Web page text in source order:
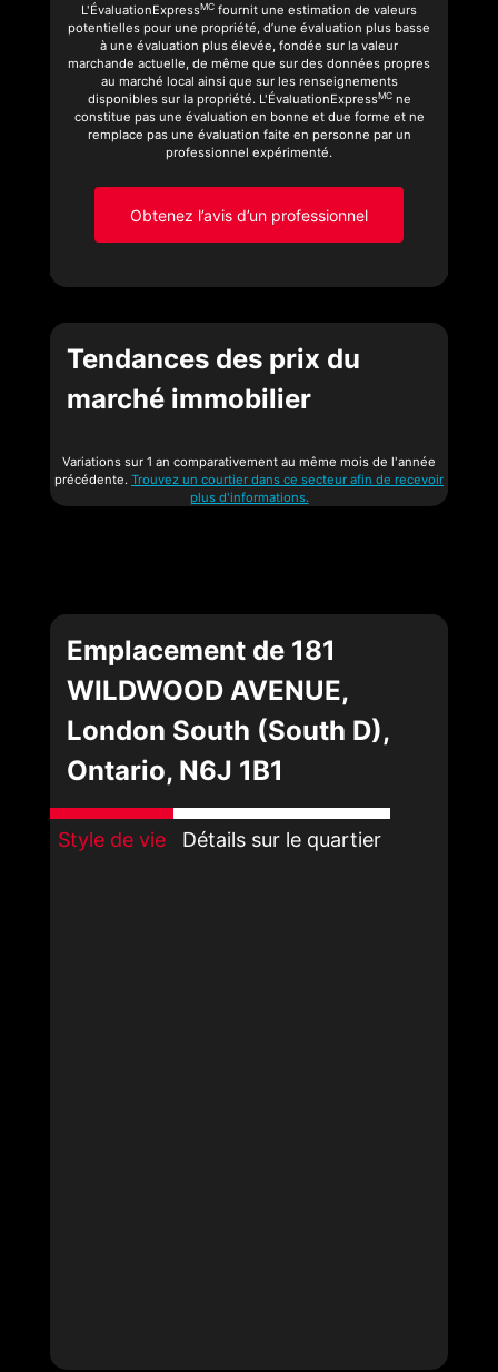
L'ÉvaluationExpressMC fournit une estimation de valeurs
potentielles pour une propriété, d’une évaluation plus basse
à une évaluation plus élevée, fondée sur la valeur
marchande actuelle, de même que sur des données propres
au marché local ainsi que sur les renseignements
disponibles sur la propriété. L'ÉvaluationExpressMCne
constitue pas une évaluation en bonne et due forme et ne
remplace pas une évaluation faite en personne par un
professionnel expérimenté.
Obtenez l’avis d’un professionnel
Tendances des prix du
marché immobilier
Variations sur 1 an comparativement au même mois de l'année
précédente. Trouvez un courtier dans ce secteur afin de recevoir
plus d'informations.
Emplacement de 181
WILDWOOD AVENUE,
London South (South D),
Ontario, N6J 1B1
Style de vie Détails sur le quartier